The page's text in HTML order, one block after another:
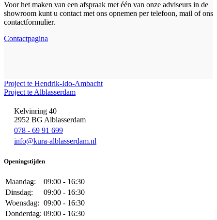
Voor het maken van een afspraak met één van onze adviseurs in de
showroom kunt u contact met ons opnemen per telefoon, mail of ons
contactformulier.
Contactpagina
Project te Hendrik-Ido-Ambacht
Project te Alblasserdam
Kelvinring 40
2952 BG Alblasserdam
078 - 69 91 699
info@kura-alblasserdam.nl
Openingstijden
Maandag:
09:00 - 16:30
Dinsdag:
09:00 - 16:30
Woensdag: 09:00 - 16:30
Donderdag: 09:00 - 16:30